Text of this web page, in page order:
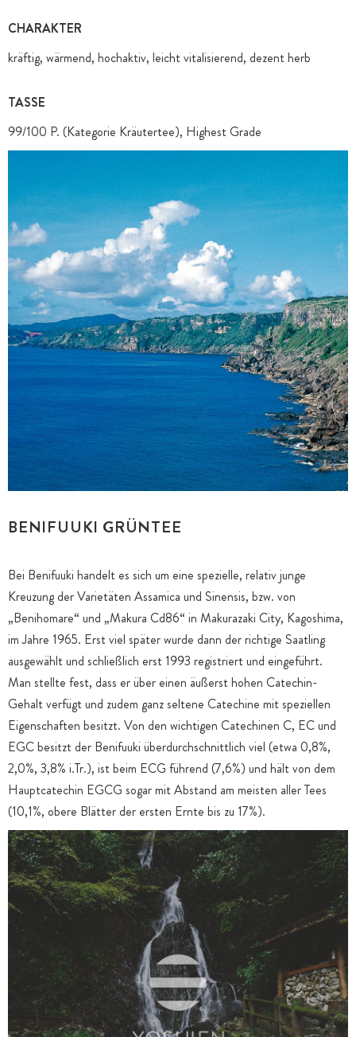
CHARAKTER
kräftig, wärmend, hochaktiv, leicht vitalisierend, dezent herb
TASSE
99/100 P. (Kategorie Kräutertee), Highest Grade
BENIFUUKI GRÜNTEE
Bei Benifuuki handelt es sich um eine spezielle, relativ junge
Kreuzung der Varietäten Assamica und Sinensis, bzw. von
„Benihomare“ und „Makura Cd86“ in Makurazaki City, Kagoshima,
im Jahre 1965. Erst viel später wurde dann der richtige Saatling
ausgewählt und schließlich erst 1993 registriert und eingeführt.
Man stellte fest, dass er über einen äußerst hohen Catechin-
Gehalt verfügt und zudem ganz seltene Catechine mit speziellen
Eigenschaften besitzt. Von den wichtigen Catechinen C, EC und
EGC besitzt der Benifuuki überdurchschnittlich viel (etwa 0,8%,
2,0%, 3,8% i.Tr.), ist beim ECG führend (7,6%) und hält von dem
Hauptcatechin EGCG sogar mit Abstand am meisten aller Tees
(10,1%, obere Blätter der ersten Ernte bis zu 17%).